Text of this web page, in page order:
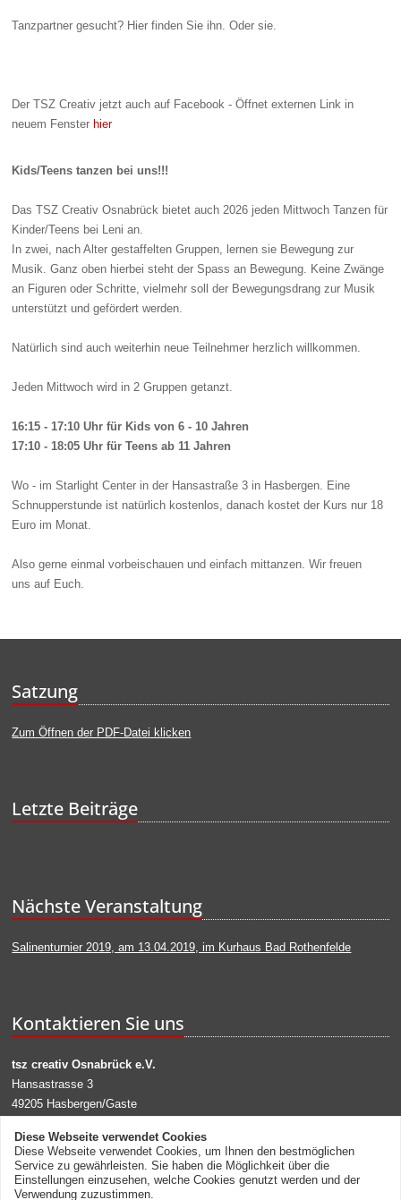
Tanzpartner gesucht? Hier finden Sie ihn. Oder sie.
Der TSZ Creativ jetzt auch auf Facebook - Öffnet externen Link in
neuem Fenster hier
Kids/Teens tanzen bei uns!!!
Das TSZ Creativ Osnabrück bietet auch 2026 jeden Mittwoch Tanzen für
Kinder/Teens bei Leni an.
In zwei, nach Alter gestaffelten Gruppen, lernen sie Bewegung zur
Musik. Ganz oben hierbei steht der Spass an Bewegung. Keine Zwänge
an Figuren oder Schritte, vielmehr soll der Bewegungsdrang zur Musik
unterstützt und gefördert werden.
Natürlich sind auch weiterhin neue Teilnehmer herzlich willkommen.
Jeden Mittwoch wird in 2 Gruppen getanzt.
16:15 - 17:10 Uhrfür Kids von 6 - 10 Jahren
17:10 - 18:05 Uhr für Teens ab 11 Jahren
Wo - im Starlight Center inder Hansastraße3 in Hasbergen. Eine
Schnupperstunde ist natürlich kostenlos, danach kostet der Kurs nur 18
Euro im Monat.
Also gerne einmal vorbeischauen und einfach mittanzen.Wir freuen
uns auf Euch.
Satzung
Zum Öffnen der PDF-Datei klicken
Letzte Beiträge
Nächste Veranstaltung
Salinenturnier 2019, am 13.04.2019, im Kurhaus Bad Rothenfelde
Kontaktieren Sie uns
tsz creativ Osnabrück e.V.
Hansastrasse 3
49205 Hasbergen/Gaste
eMail: info@tsz-creativ.de
Diese Webseite verwendet Cookies
Diese Webseite verwendet Cookies, um Ihnen den bestmöglichen
Service zu gewährleisten. Sie haben die Möglichkeit über die
Einstellungen einzusehen, welche Cookies genutzt werden und der
Verwendung zuzustimmen.